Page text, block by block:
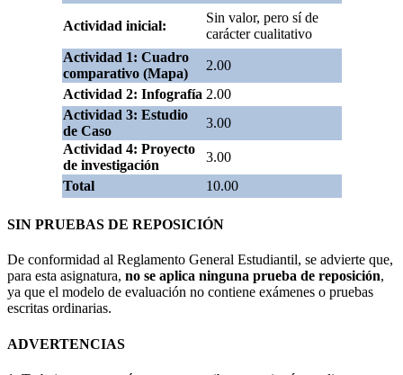
Actividad inicial:
Sin valor, pero sí de
carácter cualitativo
Actividad 1: Cuadro
comparativo (Mapa)
2.00
Actividad 2: Infografía 2.00
Actividad 3: Estudio
de Caso
3.00
Actividad 4: Proyecto
de investigación
3.00
Total
10.00
SIN PRUEBAS DE REPOSICIÓN
De conformidad al Reglamento General Estudiantil, se advierte que,
para esta asignatura, no se aplica ninguna prueba de reposición,
ya que el modelo de evaluación no contiene exámenes o pruebas
escritas ordinarias.
ADVERTENCIAS